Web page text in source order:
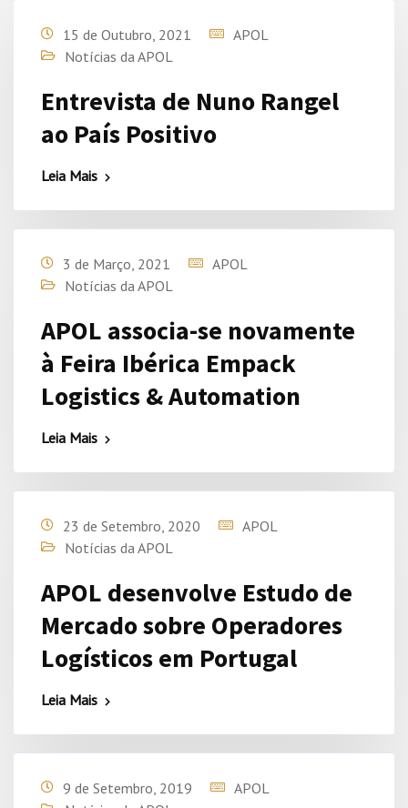
15 de Outubro, 2021
APOL
Notícias da APOL
Entrevista de Nuno Rangel
ao País Positivo
Leia Mais
3 de Março, 2021
APOL
Notícias da APOL
APOL associa-se novamente
à Feira Ibérica Empack
Logistics & Automation
Leia Mais
23 de Setembro, 2020
APOL
Notícias da APOL
APOL desenvolve Estudo de
Mercado sobre Operadores
Logísticos em Portugal
Leia Mais
9 de Setembro, 2019
APOL